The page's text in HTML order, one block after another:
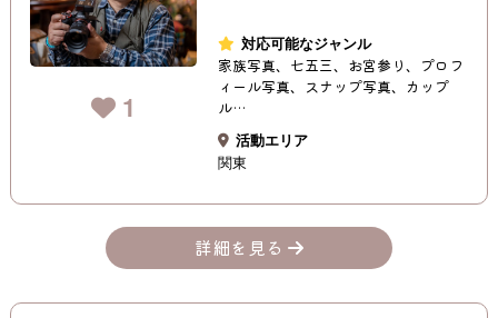
1
対応可能なジャンル
家族写真、七五三、お宮参り、プロフ
ィール写真、スナップ写真、カップ
ル…
活動エリア
関東
詳細を見る